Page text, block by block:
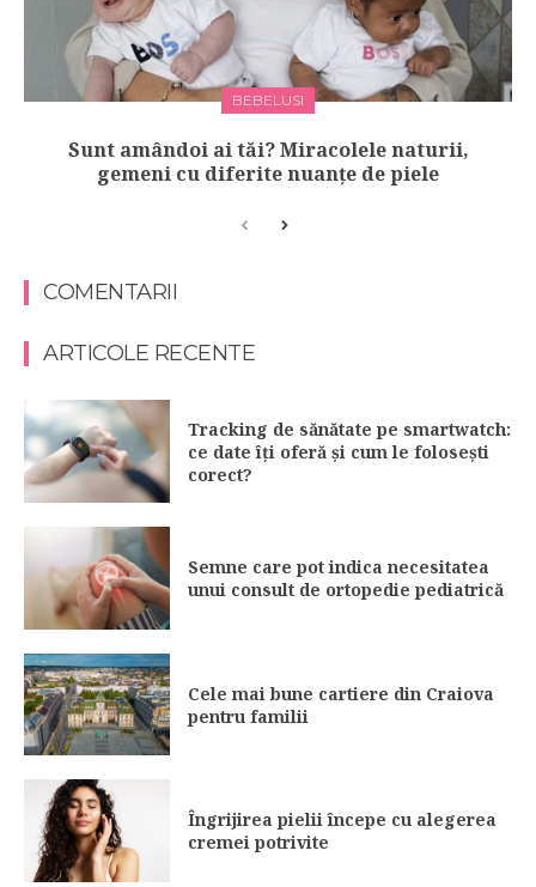
BEBELUSI
Sunt amândoi ai tăi? Miracolele naturii,
gemeni cu diferite nuanțe de piele
COMENTARII
ARTICOLE RECENTE
Tracking de sănătate pe smartwatch:
ce date îți oferă și cum le folosești
corect?
Semne care pot indica necesitatea
unui consult de ortopedie pediatrică
Cele mai bune cartiere din Craiova
pentru familii
Îngrijirea pielii începe cu alegerea
cremei potrivite